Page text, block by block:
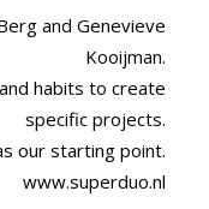
and Genevieve
Kooijman.
habits to create
specific projects.
our starting point.
www.superduo.nl